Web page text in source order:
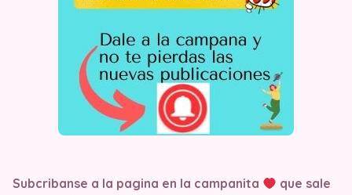
Subcribanse a la pagina en la campanita
que sale